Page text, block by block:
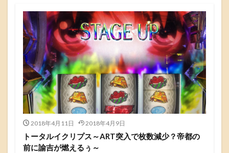
2018年4月11日 2018年4月9日
トータルイクリプス～ART突入で枚数減少？帝都の
前に諭吉が燃えるぅ～